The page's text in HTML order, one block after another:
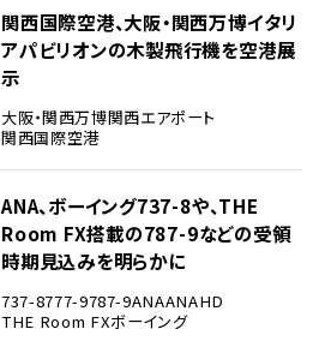
関西国際空港、大阪・関西万博イタリ
アパビリオンの木製飛行機を空港展
示
大阪・関西万博関西エアポート
関西国際空港
ANA、ボーイング737-8や、THE
Room FX搭載の787-9などの受領
時期見込みを明らかに
737-8777-9787-9ANAANAHD
THE Room FXボーイング